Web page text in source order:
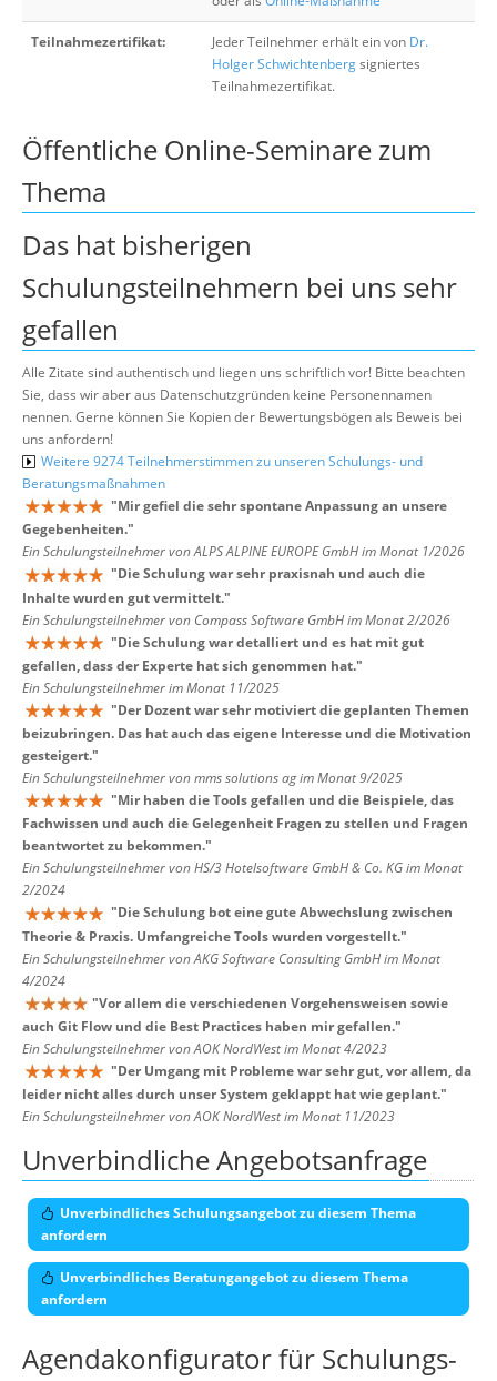
Teilnahmezertifikat: Jeder Teilnehmer erhält ein von Dr.
Holger Schwichtenbergsigniertes
Teilnahmezertifikat.
Öffentliche Online-Seminare zum
Thema
Das hat bisherigen
Schulungsteilnehmern bei uns sehr
gefallen
Alle Zitate sind authentisch und liegen uns schriftlich vor! Bitte beachten
Sie, dass wir aber aus Datenschutzgründen keine Personennamen
nennen. Gerne können Sie Kopien der Bewertungsbögen als Beweis bei
uns anfordern!
Weitere 9274 Teilnehmerstimmen zu unseren Schulungs- und
Beratungsmaßnahmen
"Mir gefiel die sehr spontane Anpassung an unsere
Gegebenheiten."
Ein Schulungsteilnehmer von ALPS ALPINE EUROPE GmbH im Monat 1/2026
"Die Schulung war sehr praxisnah und auch die
Inhalte wurden gut vermittelt."
Ein Schulungsteilnehmer von Compass Software GmbH im Monat 2/2026
"Die Schulung war detalliert und es hat mit gut
gefallen, dass der Experte hat sich genommen hat."
Ein Schulungsteilnehmer im Monat 11/2025
"Der Dozent war sehr motiviert die geplanten Themen
beizubringen. Das hat auch das eigene Interesse und die Motivation
gesteigert."
Ein Schulungsteilnehmer von mms solutions ag im Monat 9/2025
"Mir haben die Tools gefallen und die Beispiele, das
Fachwissen und auch die Gelegenheit Fragen zu stellen und Fragen
beantwortet zu bekommen."
Ein Schulungsteilnehmer von HS/3 Hotelsoftware GmbH & Co. KG im Monat
2/2024
"Die Schulung bot eine gute Abwechslung zwischen
Theorie & Praxis. Umfangreiche Tools wurden vorgestellt."
Ein Schulungsteilnehmer von AKG Software Consulting GmbH im Monat
4/2024
"Vor allem die verschiedenen Vorgehensweisen sowie
auch Git Flow und die Best Practices haben mir gefallen."
Ein Schulungsteilnehmer von AOK NordWest im Monat 4/2023
"Der Umgang mit Probleme war sehr gut, vor allem, da
leider nicht alles durch unser System geklappt hat wie geplant."
Ein Schulungsteilnehmer von AOK NordWest im Monat 11/2023
Unverbindliche Angebotsanfrage
Unverbindliches Schulungsangebot zu diesem Thema
anfordern
Unverbindliches Beratungangebot zu diesem Thema
anfordern
Agendakonfigurator für Schulungs-